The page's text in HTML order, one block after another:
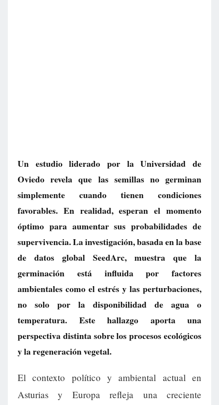
Un estudio liderado por la Universidad de
Oviedo revela que las semillas no germinan
simplemente cuando tienen condiciones
favorables. En realidad, esperan el momento
óptimo para aumentar sus probabilidades de
supervivencia. La investigación, basada en la base
de datos global SeedArc, muestra que la
germinación está influida por factores
ambientales como el estrés y las perturbaciones,
no solo por la disponibilidad de agua o
temperatura. Este hallazgo aporta una
perspectiva distinta sobre los procesos ecológicos
y la regeneración vegetal.
El contexto político y ambiental actual en
Asturias y Europa refleja una creciente